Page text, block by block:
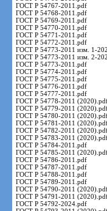
ГОСТ Р 54767-2011.pdf
ГОСТ Р 54768-2011.pdf
ГОСТ Р 54769-2011.pdf
ГОСТ Р 54770-2011.pdf
ГОСТ Р 54771-2011.pdf
ГОСТ Р 54772-2011.pdf
ГОСТ Р 54773-2011 изм. 1-
ГОСТ Р 54773-2011 изм. 2-
ГОСТ Р 54773-2011.pdf
ГОСТ Р 54774-2011.pdf
ГОСТ Р 54775-2011.pdf
ГОСТ Р 54776-2011.pdf
ГОСТ Р 54777-2011.pdf
ГОСТ Р 54778-2011
ГОСТ Р 54779-2011
ГОСТ Р 54780-2011
ГОСТ Р 54781-2011
ГОСТ Р 54782-2011
ГОСТ Р 54783-2011
ГОСТ Р 54784-2011.pdf
ГОСТ Р 54785-2011
ГОСТ Р 54786-2011.pdf
ГОСТ Р 54787-2011.pdf
ГОСТ Р 54788-2011.pdf
ГОСТ Р 54789-2011.pdf
ГОСТ Р 54790-2011
ГОСТ Р 54791-2011
ГОСТ Р 54792-2024.pdf